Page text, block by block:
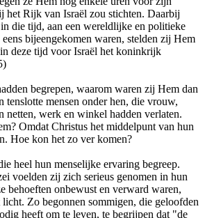
het Rijk van Israël zou stichten. Daarbij
die tijd, aan een wereldlijke en politieke
bijeengekomen waren, stelden zij Hem
deze tijd voor Israël het koninkrijk
begrepen, waarom waren zij Hem dan
tenslotte mensen onder hen, die vrouw,
netten, werk en winkel hadden verlaten.
Omdat Christus het middelpunt van hun
Hoe kon het zo ver komen?
heel hun menselijke ervaring begreep.
voelden zij zich serieus genomen in hun
behoeften onbewust en verward waren,
Zo begonnen sommigen, die geloofden
heeft om te leven, te begrijpen dat "de